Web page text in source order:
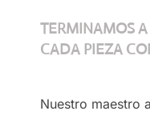
TERMINAMOS
CADA PIEZA
Nuestro maestro